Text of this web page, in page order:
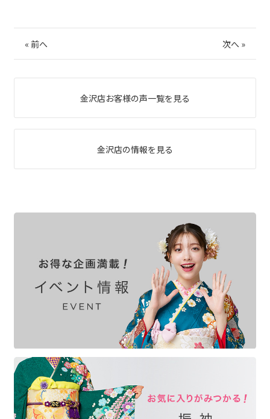
« 前へ 次へ »
金沢店お客様の声一覧を見る
金沢店の情報を見る